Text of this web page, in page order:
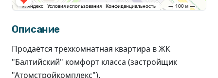
Описание
Продаётся трехкомнатная квартира в ЖК
"Балтийский" комфорт класса (застройщик
"Атомстройкомплекс").